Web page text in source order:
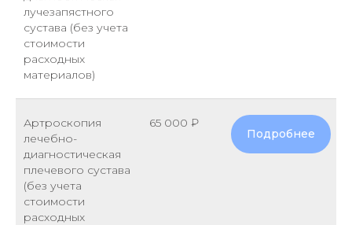
лучезапястного
сустава (без учета
стоимости
расходных
материалов)
Артроскопия
лечебно-
диагностическая
плечевого сустава
(без учета
стоимости
расходных
65 000 ₽
Подробнее